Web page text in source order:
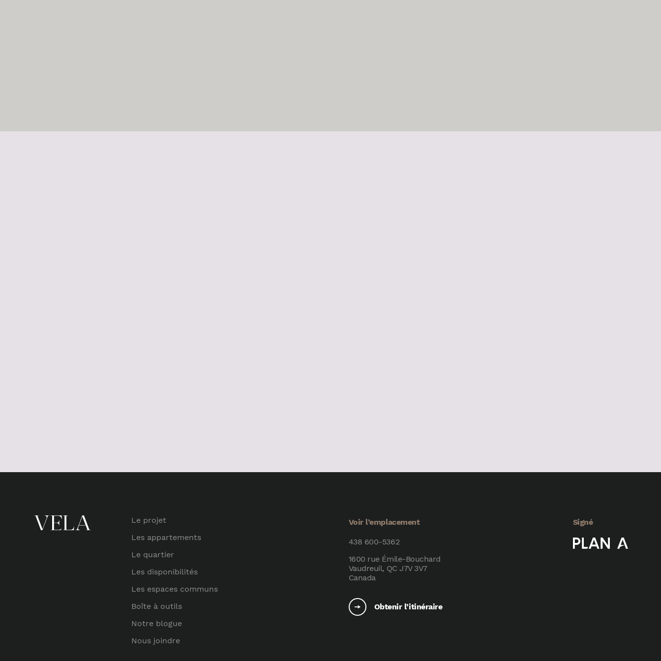
Le projet
Les appartements
Le quartier
Les disponibilités
Les espaces communs
Boîte à outils
Notre blogue
Nous joindre
Voir l’emplacement
438 600-5362
1600 rue Émile-Bouchard
Vaudreuil, QC J7V 3V7
Canada
Obtenir l’itinéraire
Signé